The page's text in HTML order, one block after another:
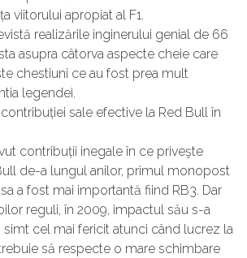
viitorului apropiat al F1.
realizările inginerului genial de 66
asupra câtorva aspecte cheie care
chestiuni ce au fost prea mult
legendei.
sale efective la Red Bull în
contribuții inegale în ce priveşte
de-a lungul anilor, primul monopost
a fost mai importantă fiind RB3. Dar
reguli, în 2009, impactul său s-a
simt cel mai fericit atunci când lucrez la
să respecte o mare schimbare